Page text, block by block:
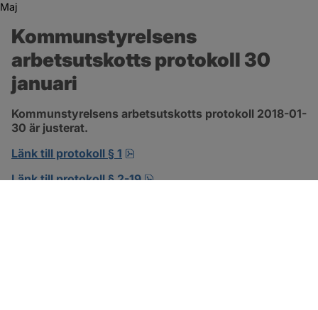
Maj
Kommunstyrelsens
arbetsutskotts protokoll 30
januari
Kommunstyrelsens arbetsutskotts protokoll 2018-01-
30 är justerat.
Länk till protokoll § 1
Länk till protokoll § 2-19
pdf, 302.8 kB, öppnas i nytt